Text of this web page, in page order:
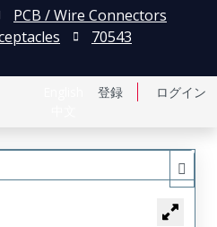
登録 ログイン
PCB / Wire Connectors
70543